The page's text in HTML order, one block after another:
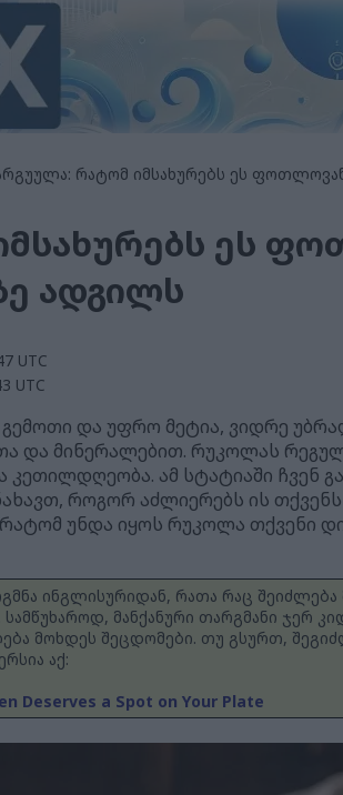
რატომ იმსახურებს ეს
ეს
ადგილს
UTC
UTC
და უფრო მეტია, ვიდრე
და მინერალებით. რუკოლას
ამ სტატიაში ჩვენ
როგორ აძლიერებს ის
რატომ უნდა იყოს რუკოლა თქვენი
ინგლისურიდან, რათა რაც შეიძლება
მანქანური თარგმანი ჯერ
მოხდეს შეცდომები. თუ გსურთ,
აქ:
Deserves a Spot on Your Plate